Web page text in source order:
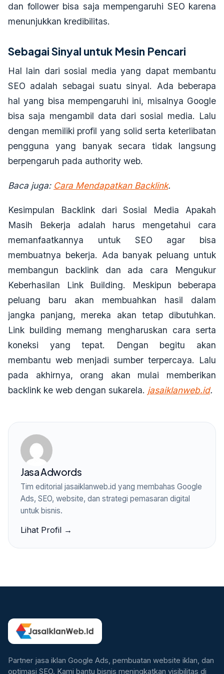
dan follower bisa saja mempengaruhi SEO karena
menunjukkan kredibilitas.
Sebagai Sinyal untuk Mesin Pencari
Hal lain dari sosial media yang dapat membantu
SEO adalah sebagai suatu sinyal. Ada beberapa
hal yang bisa mempengaruhi ini, misalnya Google
bisa saja mengambil data dari sosial media. Lalu
dengan memiliki profil yang solid serta keterlibatan
pengguna yang banyak secara tidak langsung
berpengaruh pada authority web.
Baca juga: Cara Mendapatkan Backlink.
Kesimpulan
Backlink dari Sosial Media Apakah
Masih Bekerja adalah harus mengetahui cara
memanfaatkannya untuk SEO agar bisa
membuatnya bekerja. Ada banyak peluang untuk
membangun backlink dan ada cara Mengukur
Keberhasilan Link Building. Meskipun beberapa
peluang baru akan membuahkan hasil dalam
jangka panjang, mereka akan tetap dibutuhkan.
Link building memang mengharuskan cara serta
koneksi yang tepat. Dengan begitu akan
membantu web menjadi sumber terpercaya. Lalu
pada akhirnya, orang akan mulai memberikan
backlink ke web dengan sukarela. jasaiklanweb.id.
Jasa Adwords
Tim editorial jasaiklanweb.id yang membahas Google
Ads, SEO, website, dan strategi pemasaran digital
untuk bisnis.
Lihat Profil →
Partner jasa iklan Google Ads, pembuatan website iklan, dan
optimasi SEO. Kami bantu bisnis meningkatkan visibilitas di